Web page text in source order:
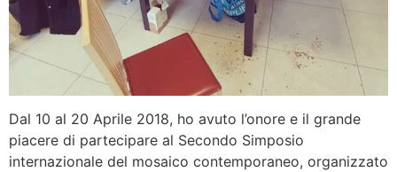
Dal 10 al 20 Aprile 2018, ho avuto l’onore e il grande
piacere di partecipare al Secondo Simposio
internazionale del mosaico contemporaneo, organizzato